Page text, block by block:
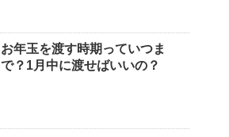
お年玉を渡す時期っていつま
で？1月中に渡せばいいの？